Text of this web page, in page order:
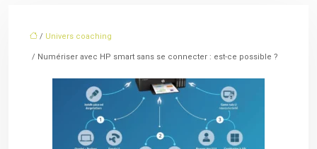
/ Univers coaching
/ Numériser avec HP smart sans se connecter : est-ce possible ?